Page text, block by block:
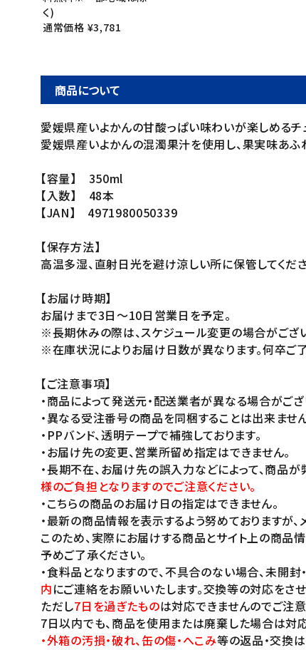
く)
通常価格 ¥3,781
商品について
愛媛県産いよかんの甘酸っぱい味わいが楽しめるチ
愛媛県産いよかんの混濁果汁を使用し、果実味あふ
【容量】 350ml
【入数】 48本
【JAN】 4971980050339
【保存方法】
高温多湿、直射日光を避け涼しい所に保管してくださ
【お届け時期】
お届けまで3日～10日営業日を予定。
※長期休みの際は、スケジュール変更の場合がござ
※在庫状況によりお届け日数が異なります。何卒ご
【ご注意事項】
・商品によって発送元・配送業者が異なる場合がござ
・異なる受注番号の商品を同梱することは出来ません
・PPバンド、透明テープで補強しております。
・お届け先の変更、営業所留め指定はできません。
・長期不在、お届け先の誤入力などによって、商品
様のご負担となりますのでご注意ください。
・こちらの商品のお届け日の指定はできません。
・最新の商品情報を表示するよう努めておりますが
このため、実際にお届けする商品とサイト上の商品
予めご了承ください。
・食料品となりますので、不具合のない場合、未
内にご連絡をお願いいたします。交換等の対応をさ
ただし7日を過ぎたものは対応できませんのでご注意
7日以内でも、商品を使用または廃棄した場合は対応
・外箱の汚損・破れ、缶の傷・へこみ等の返品・交換